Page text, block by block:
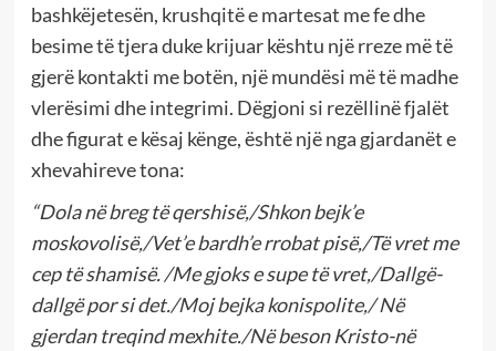
bashkëjetesën, krushqitë e martesat me fe dhe
besime të tjera duke krijuar kështu një rreze më të
gjerë kontakti me botën, një mundësi më të madhe
vlerësimi dhe integrimi. Dëgjoni si rezëllinë fjalët
dhe figurat e kësaj kënge, është një nga gjardanët e
xhevahireve tona:
“Dola në breg të qershisë,/Shkon bejk’e
moskovolisë,/Vet’e bardh’e rrobat pisë,/Të vret me
cep të shamisë. /Me gjoks e supe të vret,/Dallgë-
dallgë por si det./Moj bejka konispolite,/ Në
gjerdan treqind mexhite./Në beson Kristo-në